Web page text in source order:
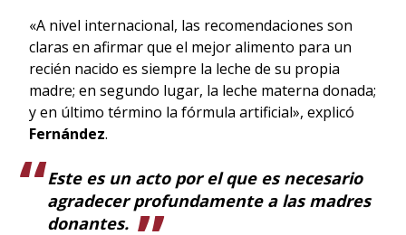
«A nivel internacional, las recomendaciones son
claras en afirmar que el mejor alimento para un
recién nacido es siempre la leche de su propia
madre; en segundo lugar, la leche materna donada;
y en último término la fórmula artificial», explicó
Fernández.
Este es un acto por el que es necesario
agradecer profundamente a las madres
donantes.